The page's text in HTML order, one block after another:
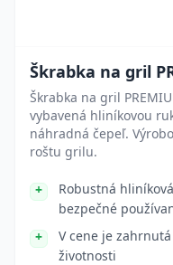
Škrabka na gril
Škrabka na gril
vybavená hliníkovou
náhradná čepeľ.
roštu grilu.
Robustná
bezpečné
V cene je
životnosti